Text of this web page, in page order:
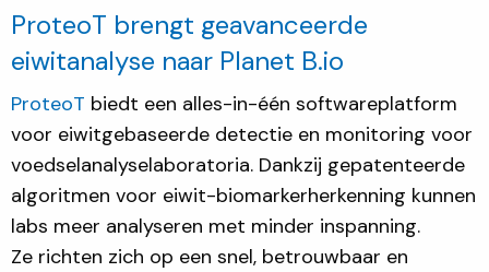
ProteoT brengt geavanceerde
eiwitanalyse naar Planet B.io
ProteoT biedt een alles-in-één softwareplatform
voor eiwitgebaseerde detectie en monitoring voor
voedselanalyselaboratoria. Dankzij gepatenteerde
algoritmen voor eiwit-biomarkerherkenning kunnen
labs meer analyseren met minder inspanning.
Ze richten zich op een snel, betrouwbaar en